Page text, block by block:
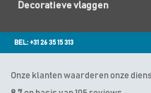
Decoratieve vlaggen
BEL: +31 26 35 15 313
Onze klanten waarderen onze